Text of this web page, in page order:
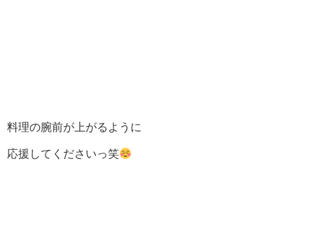
料理の腕前が上がるように
応援してくださいっ笑